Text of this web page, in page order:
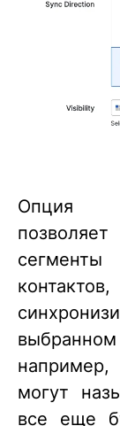
Опция
сегменты
могут
все еще